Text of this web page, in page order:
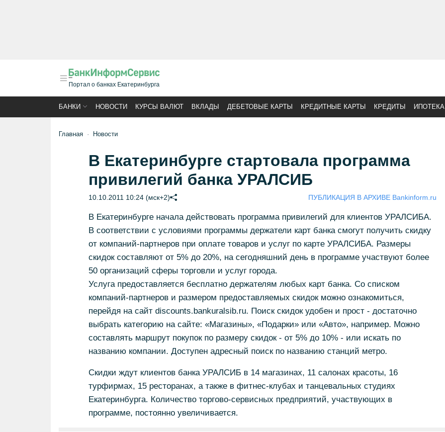
Портал о банках Екатеринбурга
БАНКИ НОВОСТИ КУРСЫ ВАЛЮТ ВКЛАДЫ ДЕБЕТОВЫЕ КАРТЫ КРЕДИТНЫЕ КАРТЫ КРЕДИТЫ ИПОТЕКА
Главная Новости
В Екатеринбурге стартовала программа
привилегий банка УРАЛСИБ
10.10.2011 10:24 (мск+2) ПУБЛИКАЦИЯ В АРХИВЕ Bankinform.ru
В Екатеринбурге начала действовать программа привилегий для клиентов УРАЛСИБА.
В соответствии с условиями программы держатели карт банка смогут получить скидку
от компаний-партнеров при оплате товаров и услуг по карте УРАЛСИБА. Размеры
скидок составляют от 5% до 20%, на сегодняшний день в программе участвуют более
50 организаций сферы торговли и услуг города.
Услуга предоставляется бесплатно держателям любых карт банка. Со списком
компаний-партнеров и размером предоставляемых скидок можно ознакомиться,
перейдя на сайт discounts.bankuralsib.ru. Поиск скидок удобен и прост - достаточно
выбрать категорию на сайте: «Магазины», «Подарки» или «Авто», например. Можно
составлять маршрут покупок по размеру скидок - от 5% до 10% - или искать по
названию компании. Доступен адресный поиск по названию станций метро.
Скидки ждут клиентов банка УРАЛСИБ в 14 магазинах, 11 салонах красоты, 16
турфирмах, 15 ресторанах, а также в фитнес-клубах и танцевальных студиях
Екатеринбурга. Количество торгово-сервисных предприятий, участвующих в
программе, постоянно увеличивается.